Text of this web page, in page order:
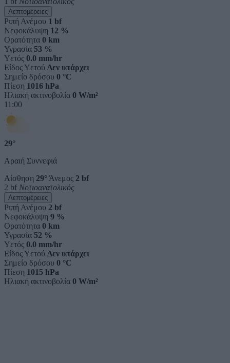
Λεπτομέρειες
Ριπή Ανέμου 1 bf
Νεφοκάλυψη 12 %
Ορατότητα 0 km
Υγρασία 53 %
Υετός 0.0 mm/hr
Είδος Υετού Δεν υπάρχει
Σημείο δρόσου 0 °C
Πίεση 1016 hPa
Ηλιακή ακτινοβολία 0 W/m²
11:00
29°
Αραιή Συννεφιά
Αίσθηση 29° Άνεμος 2 bf
2 bf Νοτιοανατολικός
Λεπτομέρειες
Ριπή Ανέμου 2 bf
Νεφοκάλυψη 9 %
Ορατότητα 0 km
Υγρασία 52 %
Υετός 0.0 mm/hr
Είδος Υετού Δεν υπάρχει
Σημείο δρόσου 0 °C
Πίεση 1015 hPa
Ηλιακή ακτινοβολία 0 W/m²